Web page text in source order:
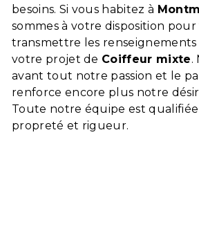
besoins. Si vous habitez à
sommes à votre disposition pour
transmettre les renseignements
votre projet de Coiffeur mixte.
avant tout notre passion et le
renforce encore plus notre
Toute notre équipe est
propreté et rigueur.